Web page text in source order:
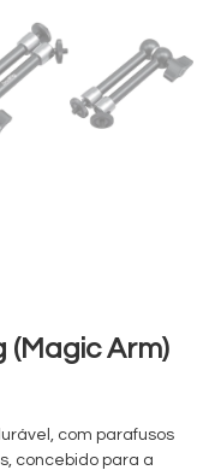
(Magic Arm)
com parafusos
concebido para a